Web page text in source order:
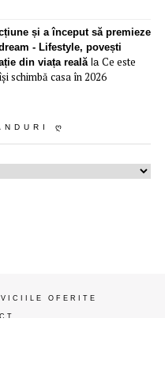
și a început să premieze
- Lifestyle, povești
din viața realăla Ce este
schimbă casa în 2026
Ღ
OFERITE